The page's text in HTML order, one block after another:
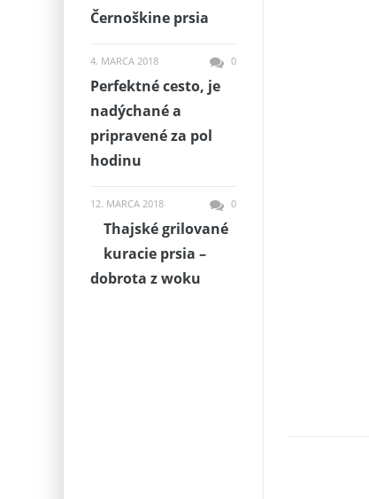
Černoškine prsia
4. MARCA 2018 0
Perfektné cesto, je
nadýchané a
pripravené za pol
hodinu
12. MARCA 2018 0
Thajské grilované
kuracie prsia –
dobrota z woku